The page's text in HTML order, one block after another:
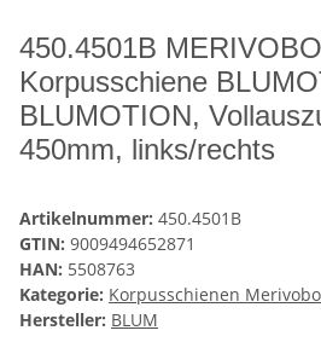
450.4501B
Korpusschiene
BLUMOTION,
450mm, links/rechts
Artikelnummer: 450.4501B
GTIN: 9009494652871
HAN: 5508763
Kategorie: Korpusschienen
Hersteller: BLUM